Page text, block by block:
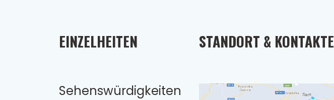
EINZELHEITEN
Sehenswürdigkeiten
STANDORT & KONTAKTE